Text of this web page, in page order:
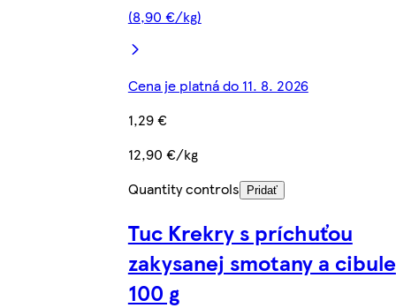
(8,90 €/kg)
Cena je platná do 11. 8. 2026
1,29 €
12,90 €/kg
Quantity controls
Pridať
Tuc Krekry s príchuťou
zakysanej smotany a cibule
100 g